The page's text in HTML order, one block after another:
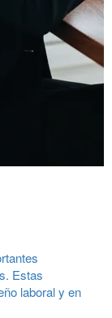
Estas
laboral y en